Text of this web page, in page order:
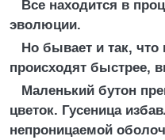
Все находится в
эволюции.
Но бывает и так,
происходят быстрее,
Маленький бутон
цветок. Гусеница
непроницаемой